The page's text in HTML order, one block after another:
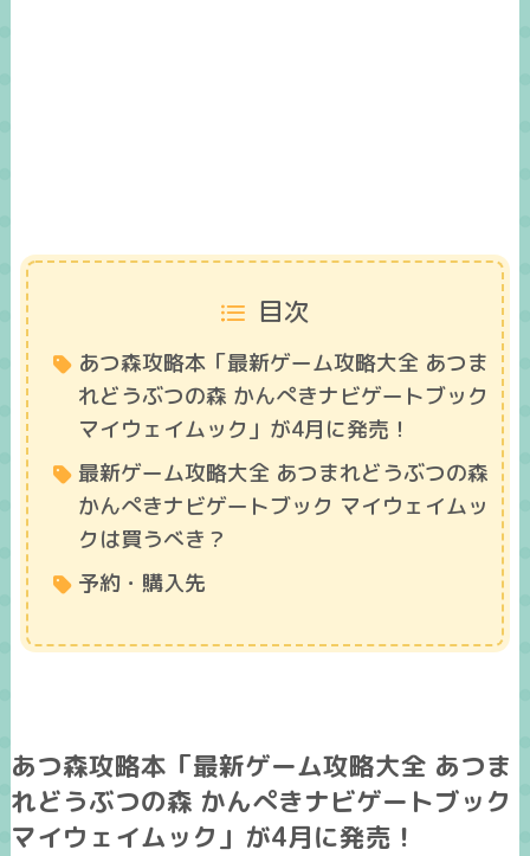
目次
あつ森攻略本「最新ゲーム攻略大全 あつま
れどうぶつの森 かんぺきナビゲートブック
マイウェイムック」が4月に発売！
最新ゲーム攻略大全 あつまれどうぶつの森
かんぺきナビゲートブック マイウェイムッ
クは買うべき？
予約・購入先
あつ森攻略本「最新ゲーム攻略大全 あつま
れどうぶつの森 かんぺきナビゲートブック
マイウェイムック」が4月に発売！